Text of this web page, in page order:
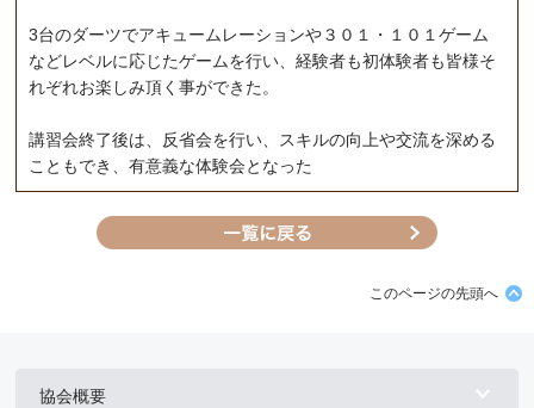
3台のダーツでアキュームレーションや３０１・１０１ゲーム
などレベルに応じたゲームを行い、経験者も初体験者も皆様そ
れぞれお楽しみ頂く事ができた。
講習会終了後は、反省会を行い、スキルの向上や交流を深める
こともでき、有意義な体験会となった
このページの先頭へ
協会概要